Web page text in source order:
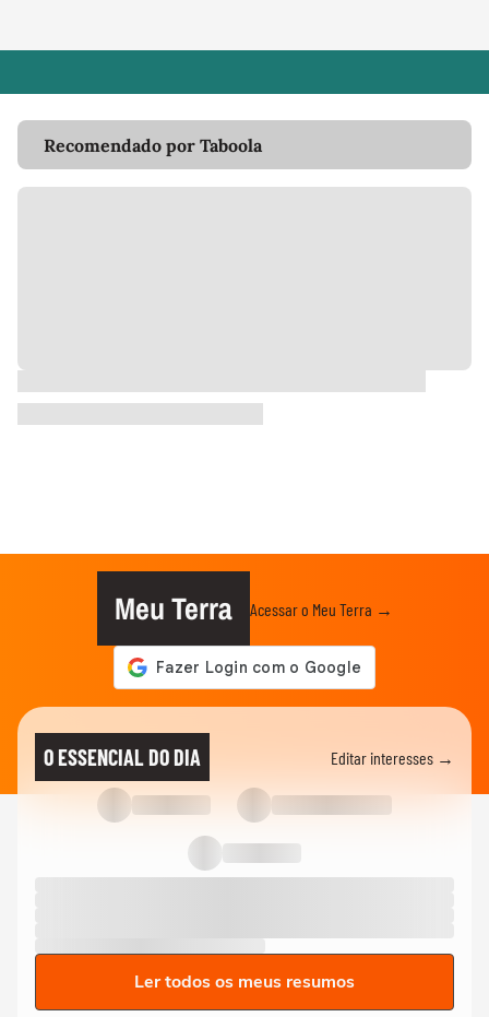
Recomendado por Taboola
Meu Terra Acessar o Meu Terra →
O ESSENCIAL DO DIA Editar interesses →
Ler todos os meus resumos